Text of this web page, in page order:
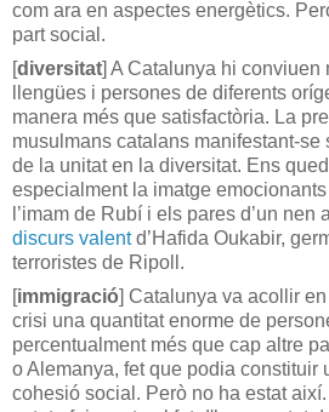
com ara en aspectes energètics.
part social.
[diversitat] A Catalunya hi
llengües i persones de diferents
manera més que satisfactòria. La
musulmans catalans manifestant-se
de la unitat en la diversitat. Ens
especialment la imatge
l’imam de Rubí i els pares d’un nen
discurs valentd’Hafida Oukabir,
terroristes de Ripoll.
[immigració] Catalunya va acollir
crisi una quantitat enorme de
percentualment més que cap altre
o Alemanya, fet que podia constituir
cohesió social. Però no ha estat